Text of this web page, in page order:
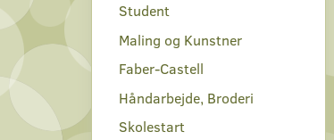
Student
Maling og Kunstner
Faber-Castell
Håndarbejde, Broderi
Skolestart